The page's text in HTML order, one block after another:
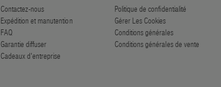
Contactez-nous
Expédition et manutention
FAQ
Garantie diffuser
Cadeaux d'entreprise
Politique de confidentialité
Gérer Les Cookies
Conditions générales
Conditions générales de vente